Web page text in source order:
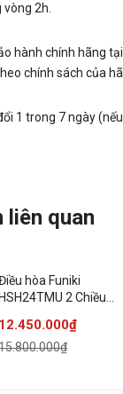
2h.
hành chính hãng tại
chính sách của
1 trong 7 ngày
liên quan
hòa Funiki
HSH24TMU 2 Chiều
12.450.000₫